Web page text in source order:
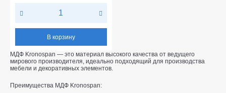
В корзину
МДФ Kronospan — это материал высокого качества от ведущего
мирового производителя, идеально подходящий для производства
мебели и декоративных элементов.
Преимущества МДФ Kronospan: